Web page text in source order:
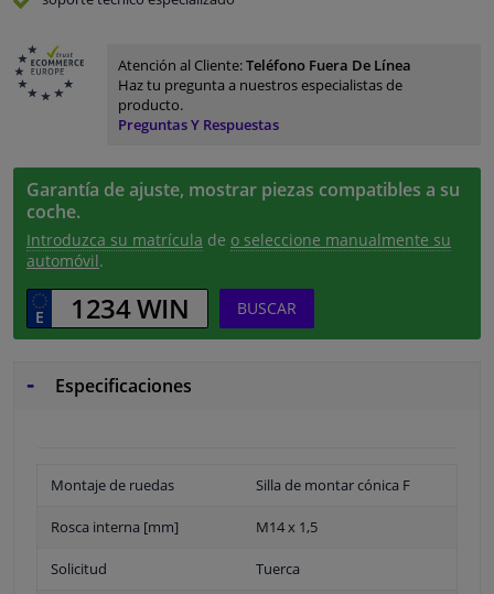
Atención al Cliente:Teléfono Fuera De Línea
Haz tu pregunta a nuestros especialistas de
producto.
Preguntas Y Respuestas
Garantía de ajuste, mostrar piezas compatibles a su
coche.
Introduzca su matrícula de o seleccione manualmente su
automóvil.
BUSCAR
Especificaciones
Montaje de ruedas Silla de montar cónica F
Rosca interna [mm] M14 x 1,5
Solicitud Tuerca